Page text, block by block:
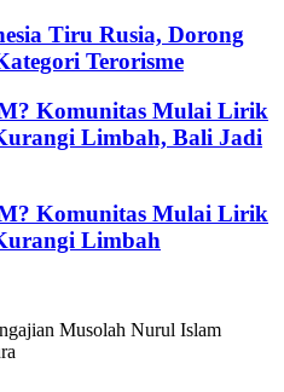
Tiru Rusia, Dorong
Terorisme
Komunitas Mulai Lirik
Limbah, Bali Jadi
Komunitas Mulai Lirik
Limbah
Musolah Nurul Islam